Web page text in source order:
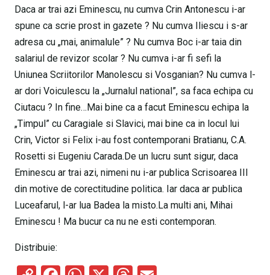
Daca ar trai azi Eminescu, nu cumva Crin Antonescu i-ar
spune ca scrie prost in gazete ? Nu cumva Iliescu i s-ar
adresa cu „mai, animalule” ? Nu cumva Boc i-ar taia din
salariul de revizor scolar ? Nu cumva i-ar fi sefi la
Uniunea Scriitorilor Manolescu si Vosganian? Nu cumva l-
ar dori Voiculescu la „Jurnalul national”, sa faca echipa cu
Ciutacu ? In fine…Mai bine ca a facut Eminescu echipa la
„Timpul” cu Caragiale si Slavici, mai bine ca in locul lui
Crin, Victor si Felix i-au fost contemporani Bratianu, C.A.
Rosetti si Eugeniu Carada.De un lucru sunt sigur, daca
Eminescu ar trai azi, nimeni nu i-ar publica Scrisoarea III
din motive de corectitudine politica. Iar daca ar publica
Luceafarul, l-ar lua Badea la misto.La multi ani, Mihai
Eminescu ! Ma bucur ca nu ne esti contemporan.
Distribuie: